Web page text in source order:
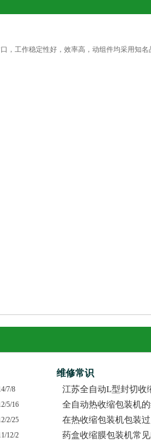
，工作稳定性好，效率高，动组件均采用知名
7/8
5/16
2/25
12/2
维修常识
江苏全自动L型封切收
全自动热收缩包装机
在热收缩包装机包装
药盒收缩膜包装机常